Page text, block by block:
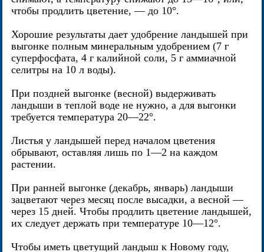
чтобы продлить цветение, — до 10°.
Хорошие результаты дает удобрение ландышей при
выгонке полным минеральным удобрением (7 г
суперфосфата, 4 г калийной соли, 5 г аммиачной
селитры на 10 л воды).
При поздней выгонке (весной) выдерживать
ландыши в теплой воде не нужно, а для выгонки
требуется температура 20—22°.
Листья у ландышей перед началом цветения
обрывают, оставляя лишь по 1—2 на каждом
растении.
При ранней выгонке (декабрь, январь) ландыши
зацветают через месяц после высадки, а весной —
через 15 дней. Чтобы продлить цветение ландышей,
их следует держать при температуре 10—12°.
Чтобы иметь цветущий ландыш к Новому году,